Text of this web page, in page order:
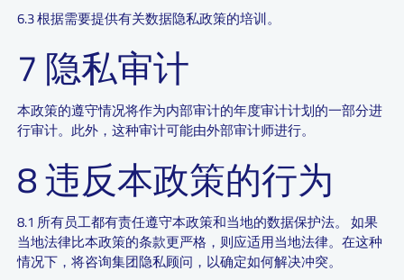
6.3 根据需要提供有关数据隐私政策的培训。
7 隐私审计
本政策的遵守情况将作为内部审计的年度审计计划的一部分进
行审计。此外，这种审计可能由外部审计师进行。
8 违反本政策的行为
8.1 所有员工都有责任遵守本政策和当地的数据保护法。 如果
当地法律比本政策的条款更严格，则应适用当地法律。在这种
情况下，将咨询集团隐私顾问，以确定如何解决冲突。